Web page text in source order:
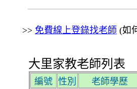
>> 免費線上登錄找老師 (如
大里家教老師列表
編號 性別 老師學歷